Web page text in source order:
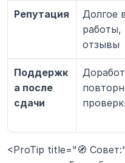
Репутация
Долгое
работы,
отзывы
Поддержк
а после
сдачи
<ProTip title="🧭